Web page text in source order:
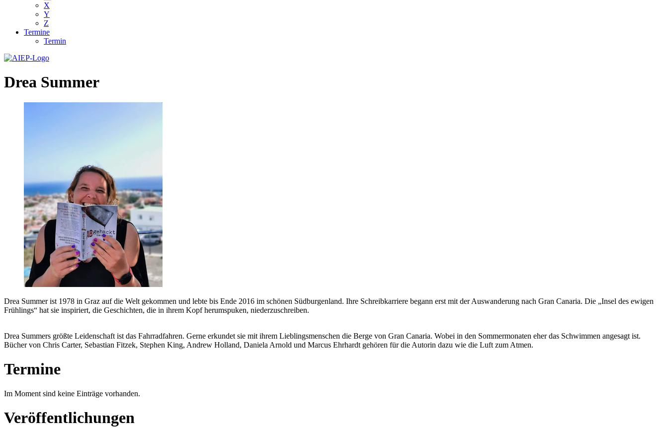
X
Y
Z
Termine
Termin
Drea Summer
Drea Summer ist 1978 in Graz auf die Welt gekommen und lebte bis Ende 2016 im schönen Südburgenland. Ihre Schreibkarriere begann erst mit der Auswanderung nach Gran Canaria. Die „Insel des ewigen
Frühlings“ hat sie inspiriert, die Geschichten, die in ihrem Kopf herumspuken, niederzuschreiben.
Drea Summers größte Leidenschaft ist das Fahrradfahren. Gerne erkundet sie mit ihrem Lieblingsmenschen die Berge von Gran Canaria. Wobei in den Sommermonaten eher das Schwimmen angesagt ist.
Bücher von Chris Carter, Sebastian Fitzek, Stephen King, Andrew Holland, Daniela Arnold und Marcus Ehrhardt gehören für die Autorin dazu wie die Luft zum Atmen.
Termine
Im Moment sind keine Einträge vorhanden.
Veröffentlichungen